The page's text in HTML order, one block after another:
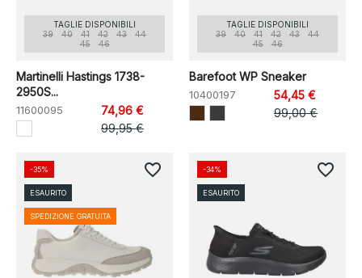
TAGLIE DISPONIBILI
39
40 41 42 43
44
45
46
Martinelli Hastings 1738-
2950S...
11600095
74,96 €
99,95 €
TAGLIE DISPONIBILI
39
40 41 42 43
44
45
46
Barefoot WP Sneaker
10400197
54,45 €
99,00 €
-35%
ESAURITO
SPEDIZIONE GRATUITA
favorite_border -34%
ESAURITO
favorite_border